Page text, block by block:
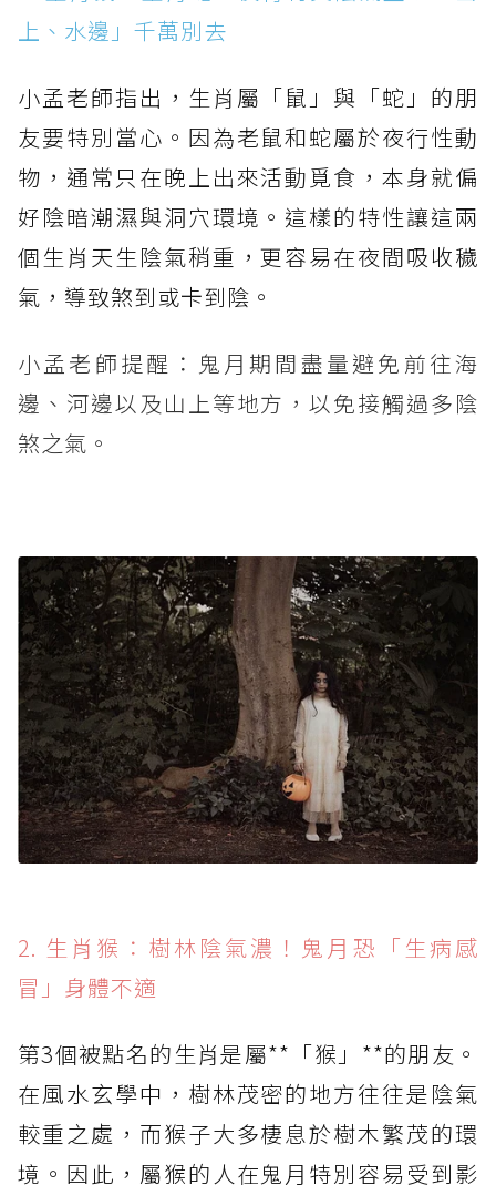
上、水邊」千萬別去
小孟老師指出，生肖屬「鼠」與「蛇」的朋
友要特別當心。因為老鼠和蛇屬於夜行性動
物，通常只在晚上出來活動覓食，本身就偏
好陰暗潮濕與洞穴環境。這樣的特性讓這兩
個生肖天生陰氣稍重，更容易在夜間吸收穢
氣，導致煞到或卡到陰。
小孟老師提醒：鬼月期間盡量避免前往海
邊、河邊以及山上等地方，以免接觸過多陰
煞之氣。
2. 生肖猴：樹林陰氣濃！鬼月恐「生病感
冒」身體不適
第3個被點名的生肖是屬**「猴」**的朋友。
在風水玄學中，樹林茂密的地方往往是陰氣
較重之處，而猴子大多棲息於樹木繁茂的環
境。因此，屬猴的人在鬼月特別容易受到影